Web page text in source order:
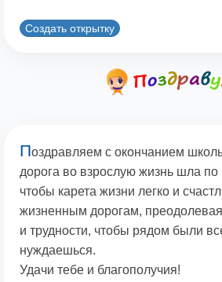
Создать открытку
Поздравляем с окончанием
дорога во взрослую жизнь шла по
чтобы карета жизни легко и
жизненным дорогам,
и трудности, чтобы рядом были
нуждаешься.
Удачи тебе и благополучия!